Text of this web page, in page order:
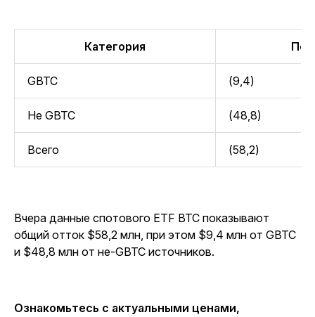
Категория
GBTC (9,4)
Не GBTC (48,8)
Всего (58,2)
Вчера данные спотового ETF BTC показывают
общий отток $58,2 млн, при этом $9,4 млн от GBTC
и $48,8 млн от не-GBTC источников.
Ознакомьтесь с актуальными ценами,